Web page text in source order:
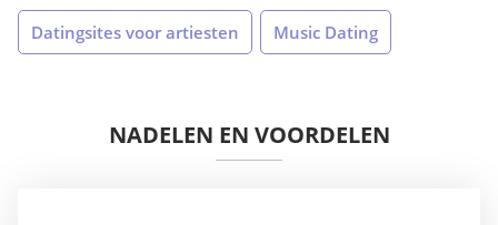
Datingsites voor artiesten Music Dating
NADELEN EN VOORDELEN